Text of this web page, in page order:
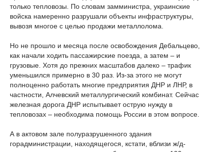
только тепловозы. По словам замминистра, украинские
войска намеренно разрушали объекты инфраструктуры,
вывозя многое с целью продажи металлолома.
Но не прошло и месяца после освобождения Дебальцево,
как начали ходить пассажирские поезда, а затем – и
грузовые. Хотя до прежних масштабов далеко – трафик
уменьшился примерно в 30 раз. Из-за этого не могут
полноценно работать многие предприятия ДНР и ЛНР, в
частности, Алчевский металлургический комбинат. Сейчас
железная дорога ДНР испытывает острую нужду в
тепловозах – необходима помощь России в этом вопросе.
А в актовом зале полуразрушенного здания
горадминистрации, находящегося, кстати, вблизи ж/д-